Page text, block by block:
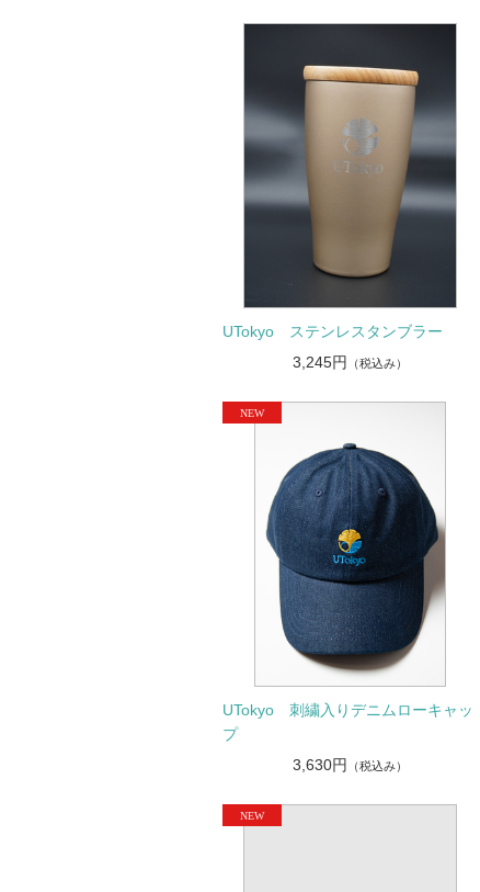
UTokyo ステンレスタンブラー
3,245円
（税込み）
UTokyo 刺繍入りデニムローキャッ
プ
3,630円
（税込み）